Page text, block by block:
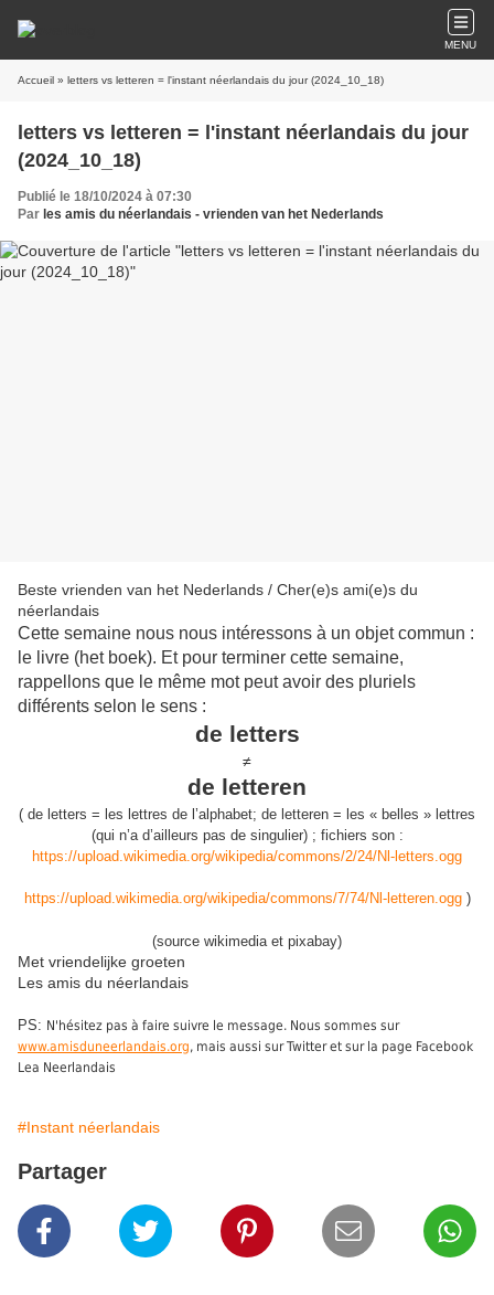
MENU
Accueil » letters vs letteren = l'instant néerlandais du jour (2024_10_18)
letters vs letteren = l'instant néerlandais du jour
(2024_10_18)
Publié le 18/10/2024 à 07:30
Par les amis du néerlandais - vrienden van het Nederlands
Beste vrienden van het Nederlands / Cher(e)s ami(e)s du
néerlandais
Cette semaine nous nous intéressons à un objet commun :
le livre (het boek). Et pour terminer cette semaine,
rappellons que le même mot peut avoir des pluriels
différents selon le sens :
de letters
≠
de letteren
( de letters = les lettres de l’alphabet; de letteren = les « belles » lettres
(qui n’a d’ailleurs pas de singulier); fichiers son:
https://upload.wikimedia.org/wikipedia/commons/2/24/Nl-letters.ogg
https://upload.wikimedia.org/wikipedia/commons/7/74/Nl-letteren.ogg)
(source wikimedia et pixabay)
Met vriendelijke groeten
Les amis du néerlandais
PS: N'hésitez pas à faire suivre le message. Nous sommes sur
www.amisduneerlandais.org, mais aussi sur Twitter et sur la page Facebook
Lea Neerlandais
#Instant néerlandais
Partager